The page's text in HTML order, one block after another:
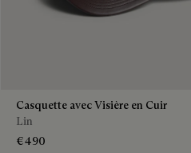
Casquette avec Visière en Cuir
Lin
€490